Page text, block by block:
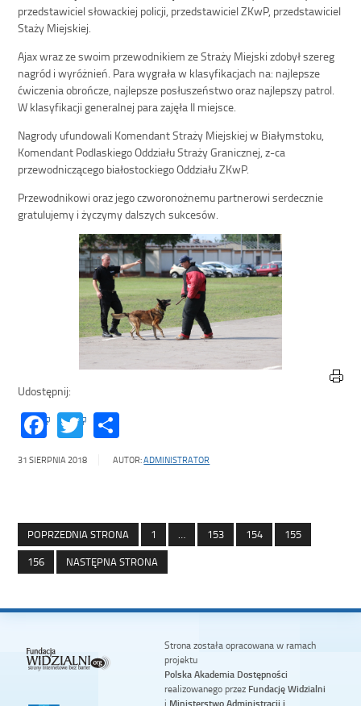
przedstawiciel słowackiej policji, przedstawiciel ZKwP, przedstawiciel
Staży Miejskiej.
Ajax wraz ze swoim przewodnikiem ze Straży Miejski zdobył szereg
nagród i wyróżnień. Para wygrała w klasyfikacjach na: najlepsze
ćwiczenia obrończe, najlepsze posłuszeństwo oraz najlepszy patrol.
W klasyfikacji generalnej para zajęła II miejsce.
Nagrody ufundowali Komendant Straży Miejskiej w Białymstoku,
Komendant Podlaskiego Oddziału Straży Granicznej, z-ca
przewodniczącego białostockiego Oddziału ZKwP.
Przewodnikowi oraz jego czworonożnemu partnerowi serdecznie
gratulujemy i życzymy dalszych sukcesów.
Udostępnij:
Facebook
Twitter
31 SIERPNIA 2018 AUTOR:ADMINISTRATOR
POPRZEDNIA STRONA 1 … 153 154
155
156
NASTĘPNA STRONA
Strona została opracowana w ramach
projektu
Polska Akademia Dostępności
realizowanego przez Fundację Widzialni
i Ministerstwo Administracji i